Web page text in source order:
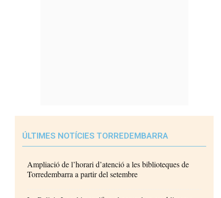
ÚLTIMES NOTÍCIES TORREDEMBARRA
Ampliació de l’horari d’atenció a les biblioteques de
Torredembarra a partir del setembre